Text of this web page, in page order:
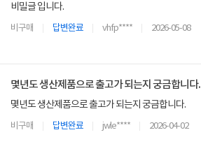
비밀글 입니다.
비구매 답변완료 vhfp**** 2026-05-08
몇년도 생산제품으로 출고가 되는지 궁금합니다.
몇년도 생산제품으로 출고가 되는지 궁금합니다.
비구매 답변완료 jwle**** 2026-04-02